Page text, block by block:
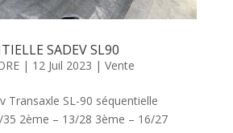
SADEV SL90
| 12 Juil 2023 | Vente
Transaxle SL-90 séquentielle
35 2ème – 13/28 3ème – 16/27